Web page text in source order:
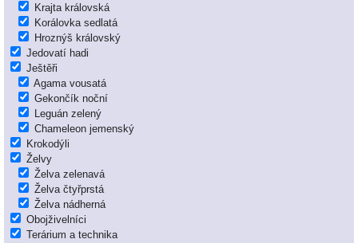
Krajta královská
Korálovka sedlatá
Hroznýš královský
Jedovatí hadi
Ještěři
Agama vousatá
Gekončík noční
Leguán zelený
Chameleon jemenský
Krokodýli
Želvy
Želva zelenavá
Želva čtyřprstá
Želva nádherná
Obojživelníci
Terárium a technika